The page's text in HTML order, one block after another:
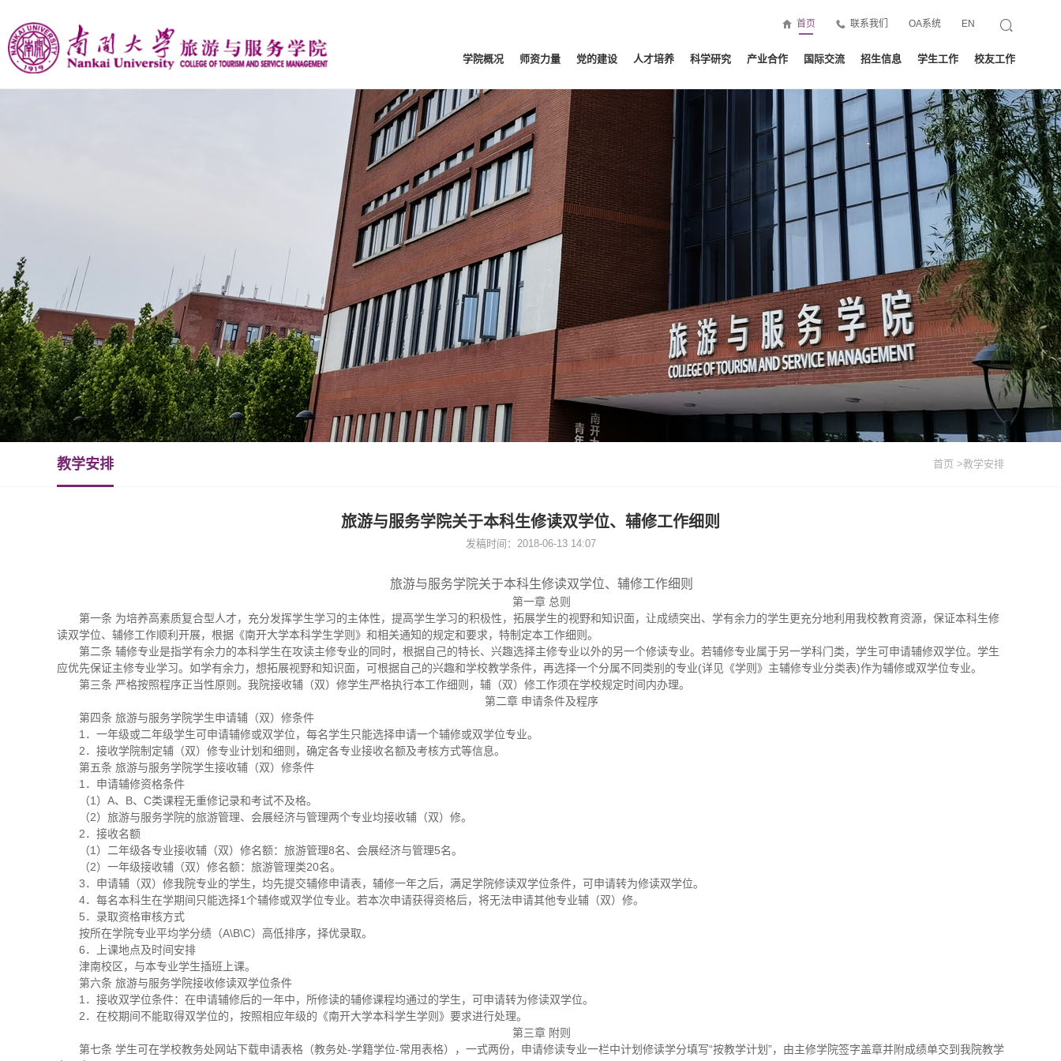
首页 联系我们 OA系统 EN
学院概况 师资力量 党的建设 人才培养 科学研究 产业合作 国际交流 招生信息 学生工作 校友工作
首页 >教学安排
教学安排
旅游与服务学院关于本科生修读双学位、辅修工作细则
发稿时间：2018-06-13 14:07
旅游与服务学院关于本科生修读双学位、辅修工作细则
第一章 总则
第一条 为培养高素质复合型人才，充分发挥学生学习的主体性，提高学生学习的积极性，拓展学生的视野和知识面，让成绩突出、学有余力的学生更充分地利用我校教育资源，保证本科生修
读双学位、辅修工作顺利开展，根据《南开大学本科学生学则》和相关通知的规定和要求，特制定本工作细则。
第二条 辅修专业是指学有余力的本科学生在攻读主修专业的同时，根据自己的特长、兴趣选择主修专业以外的另一个修读专业。若辅修专业属于另一学科门类，学生可申请辅修双学位。学生
应优先保证主修专业学习。如学有余力，想拓展视野和知识面，可根据自己的兴趣和学校教学条件，再选择一个分属不同类别的专业(详见《学则》主辅修专业分类表)作为辅修或双学位专业。
第三条 严格按照程序正当性原则。我院接收辅（双）修学生严格执行本工作细则，辅（双）修工作须在学校规定时间内办理。
第二章 申请条件及程序
第四条 旅游与服务学院学生申请辅（双）修条件
1．一年级或二年级学生可申请辅修或双学位，每名学生只能选择申请一个辅修或双学位专业。
2．接收学院制定辅（双）修专业计划和细则，确定各专业接收名额及考核方式等信息。
第五条 旅游与服务学院学生接收辅（双）修条件
1．申请辅修资格条件
（1）A、B、C类课程无重修记录和考试不及格。
（2）旅游与服务学院的旅游管理、会展经济与管理两个专业均接收辅（双）修。
2．接收名额
（1）二年级各专业接收辅（双）修名额：旅游管理8名、会展经济与管理5名。
（2）一年级接收辅（双）修名额：旅游管理类20名。
3．申请辅（双）修我院专业的学生，均先提交辅修申请表，辅修一年之后，满足学院修读双学位条件，可申请转为修读双学位。
4．每名本科生在学期间只能选择1个辅修或双学位专业。若本次申请获得资格后，将无法申请其他专业辅（双）修。
5．录取资格审核方式
按所在学院专业平均学分绩（A\B\C）高低排序，择优录取。
6．上课地点及时间安排
津南校区，与本专业学生插班上课。
第六条 旅游与服务学院接收修读双学位条件
1．接收双学位条件：在申请辅修后的一年中，所修读的辅修课程均通过的学生，可申请转为修读双学位。
2．在校期间不能取得双学位的，按照相应年级的《南开大学本科学生学则》要求进行处理。
第三章 附则
第七条 学生可在学校教务处网站下载申请表格（教务处-学籍学位-常用表格），一式两份，申请修读专业一栏中计划修读学分填写“按教学计划”，由主修学院签字盖章并附成绩单交到我院教学